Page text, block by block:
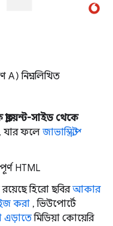
নিম্নলিখিত
সাইড থেকে
যার ফলেজাভাস্ক্রিপ্ট
HTML
হিরো ছবিরআকার
করা , ভিউপোর্টে
এড়াতেমিডিয়া কোয়েরি